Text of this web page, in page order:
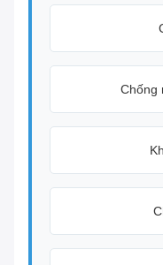
Chống